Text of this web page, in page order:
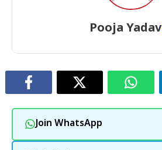
Pooja Yadav
Join WhatsApp